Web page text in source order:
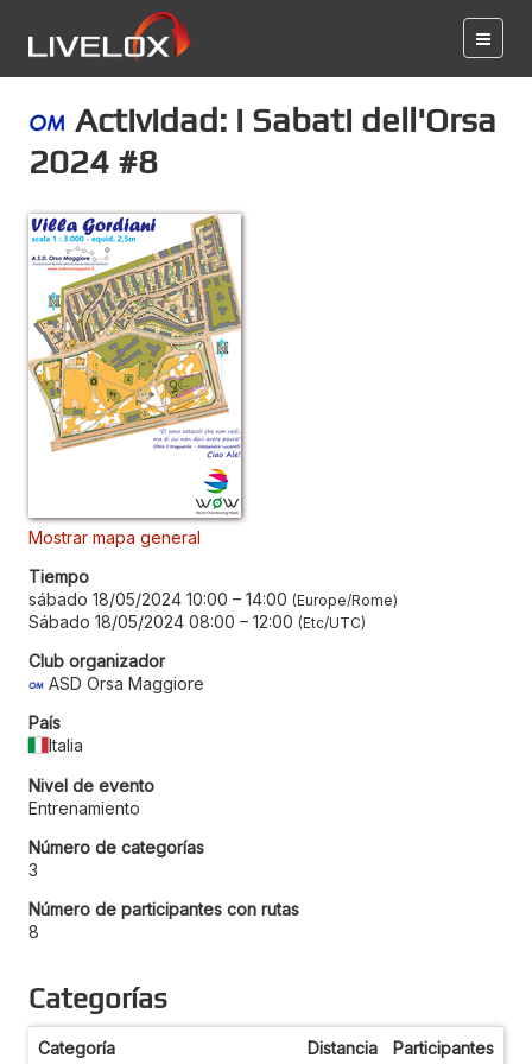
Actividad: i Sabati dell'Orsa
2024 #8
Mostrar mapa general
Tiempo
sábado 18/05/2024 10:00 – 14:00 Europe/Rome
Sábado 18/05/2024 08:00 – 12:00 Etc/UTC
Club organizador
ASD Orsa Maggiore
País
Italia
Nivel de evento
Entrenamiento
Número de categorías
3
Número de participantes con rutas
8
Categorías
Categoría Distancia Participantes